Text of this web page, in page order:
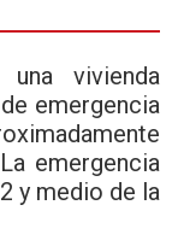
vivienda
emergencia
emergencia
y medio de la